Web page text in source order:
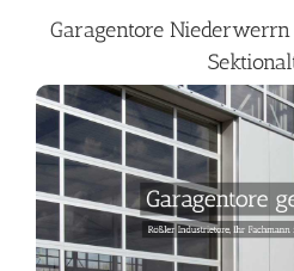
Garagentore